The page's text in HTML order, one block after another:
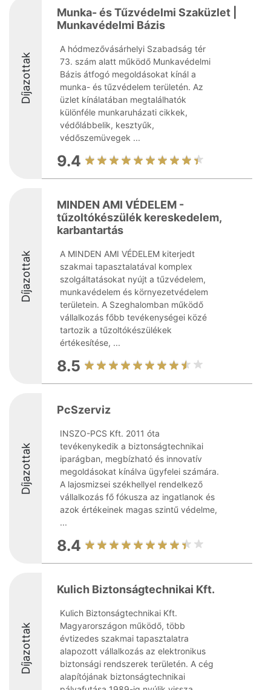
Díjazottak
Munka- és Tűzvédelmi Szaküzlet |
Munkavédelmi Bázis
A hódmezővásárhelyi Szabadság tér
73. szám alatt működő Munkavédelmi
Bázis átfogó megoldásokat kínál a
munka- és tűzvédelem területén. Az
üzlet kínálatában megtalálhatók
különféle munkaruházati cikkek,
védőlábbelik, kesztyűk,
védőszemüvegek ...
9.4
Díjazottak
MINDEN AMI VÉDELEM -
tűzoltókészülék kereskedelem,
karbantartás
A MINDEN AMI VÉDELEM kiterjedt
szakmai tapasztalatával komplex
szolgáltatásokat nyújt a tűzvédelem,
munkavédelem és környezetvédelem
területein. A Szeghalomban működő
vállalkozás főbb tevékenységei közé
tartozik a tűzoltókészülékek
értékesítése, ...
8.5
Díjazottak
PcSzerviz
INSZO-PCS Kft. 2011 óta
tevékenykedik a biztonságtechnikai
iparágban, megbízható és innovatív
megoldásokat kínálva ügyfelei számára.
A lajosmizsei székhellyel rendelkező
vállalkozás fő fókusza az ingatlanok és
azok értékeinek magas szintű védelme,
...
8.4
Díjazottak
Kulich Biztonságtechnikai Kft.
Kulich Biztonságtechnikai Kft.
Magyarországon működő, több
évtizedes szakmai tapasztalatra
alapozott vállalkozás az elektronikus
biztonsági rendszerek területén. A cég
alapítójának biztonságtechnikai